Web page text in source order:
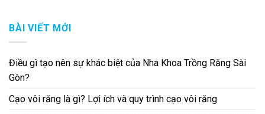
BÀI VIẾT MỚI
Điều gì tạo nên sự khác biệt của Nha Khoa Trồng Răng Sài
Gòn?
Cạo vôi răng là gì? Lợi ích và quy trình cạo vôi răng